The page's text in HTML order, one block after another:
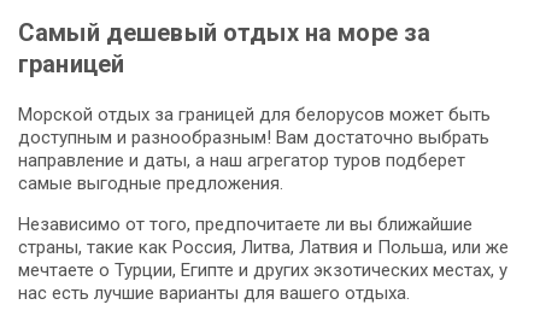
Самый дешевый отдых на море за
границей
Морской отдых за границей для белорусов может быть
доступным и разнообразным! Вам достаточно выбрать
направление и даты, а наш агрегатор туров подберет
самые выгодные предложения.
Независимо от того, предпочитаете ли вы ближайшие
страны, такие как Россия, Литва, Латвия и Польша, или же
мечтаете о Турции, Египте и других экзотических местах, у
нас есть лучшие варианты для вашего отдыха.